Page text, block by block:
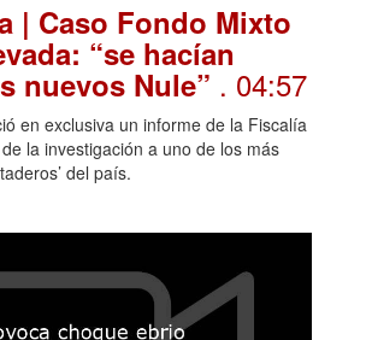
| Caso Fondo Mixto
“se hacían
nuevos Nule” . 04:57
en exclusiva un informe de la Fiscalía
la investigación a uno de los más
del país.